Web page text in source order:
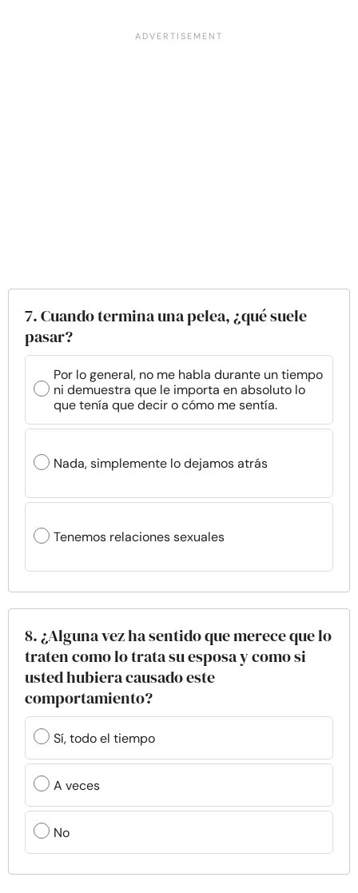
7. Cuando termina una pelea, ¿qué suele
pasar?
Por lo general, no me habla durante un tiempo
ni demuestra que le importa en absoluto lo
que tenía que decir o cómo me sentía.
Nada, simplemente lo dejamos atrás
Tenemos relaciones sexuales
8. ¿Alguna vez ha sentido que merece que lo
traten como lo trata su esposa y como si
usted hubiera causado este
comportamiento?
Sí, todo el tiempo
A veces
No